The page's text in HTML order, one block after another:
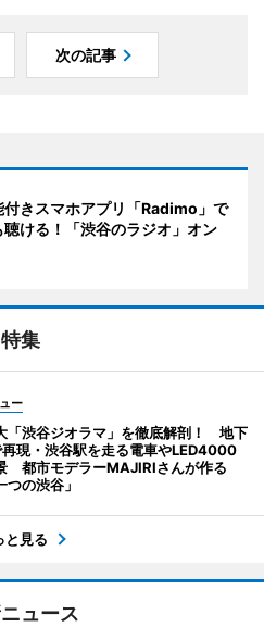
次の記事
付きスマホアプリ「Radimo」で
ける！「渋谷のラジオ」オン
特集
ー
「渋谷ジオラマ」を徹底解剖！ 地下
現・渋谷駅を走る電車やLED4000
都市モデラーMAJIRIさんが作る
つの渋谷」
と見る
ュース